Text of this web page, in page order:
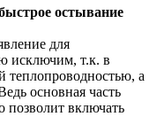
остывание
для
исключим, т.к. в
теплопроводностью, а
основная часть
позволит включать